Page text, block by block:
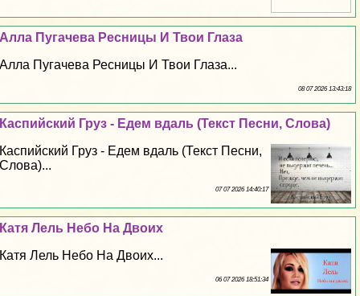
Алла Пугачева Ресницы И Твои Глаза
Алла Пугачева Ресницы И Твои Глаза...
08 07 2026 13:43:18
Каспийский Груз - Едем вдаль (Текст Песни, Слова)
Каспийский Груз - Едем вдаль (Текст Песни,
Слова)...
07 07 2026 14:40:17
Катя Лель Небо На Двоих
Катя Лель Небо На Двоих...
06 07 2026 18:51:34